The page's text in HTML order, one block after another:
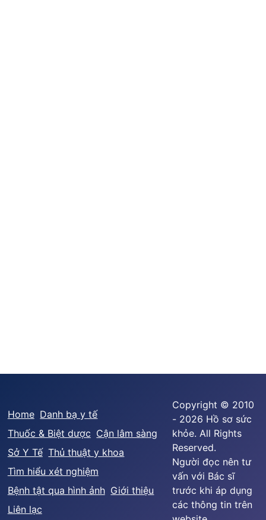
Home Danh bạ y tế
Thuốc & Biệt dược Cận lâm sàng
Sở Y Tế Thủ thuật y khoa
Tìm hiểu xét nghiệm
Bệnh tật qua hình ảnh Giới thiệu
Liên lạc
Copyright © 2010
- 2026 Hồ sơ sức
khỏe. All Rights
Reserved.
Người đọc nên tư
vấn với Bác sĩ
trước khi áp dụng
các thông tin trên